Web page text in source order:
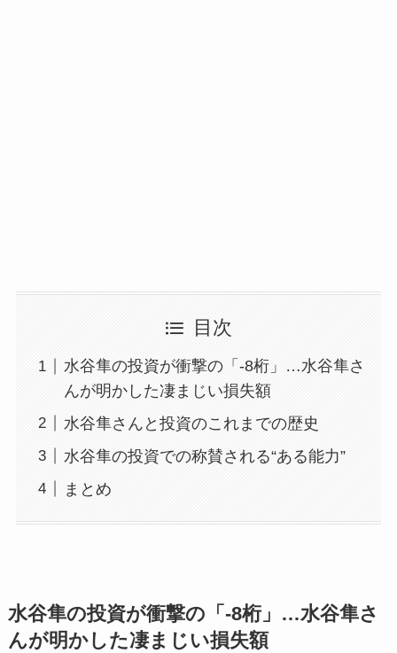
目次
水谷隼の投資が衝撃の「-8桁」…水谷隼さ
んが明かした凄まじい損失額
水谷隼さんと投資のこれまでの歴史
水谷隼の投資での称賛される“ある能力”
まとめ
水谷隼の投資が衝撃の「-8桁」…水谷隼さ
んが明かした凄まじい損失額